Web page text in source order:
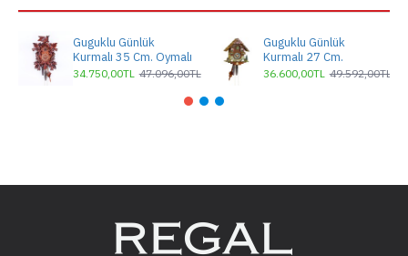
Guguklu Günlük
Kurmalı 35 Cm. Oymalı
34.750,00TL 47.096,00TL
Guguklu Günlük
Kurmalı 27 Cm.
36.600,00TL 49.592,00TL